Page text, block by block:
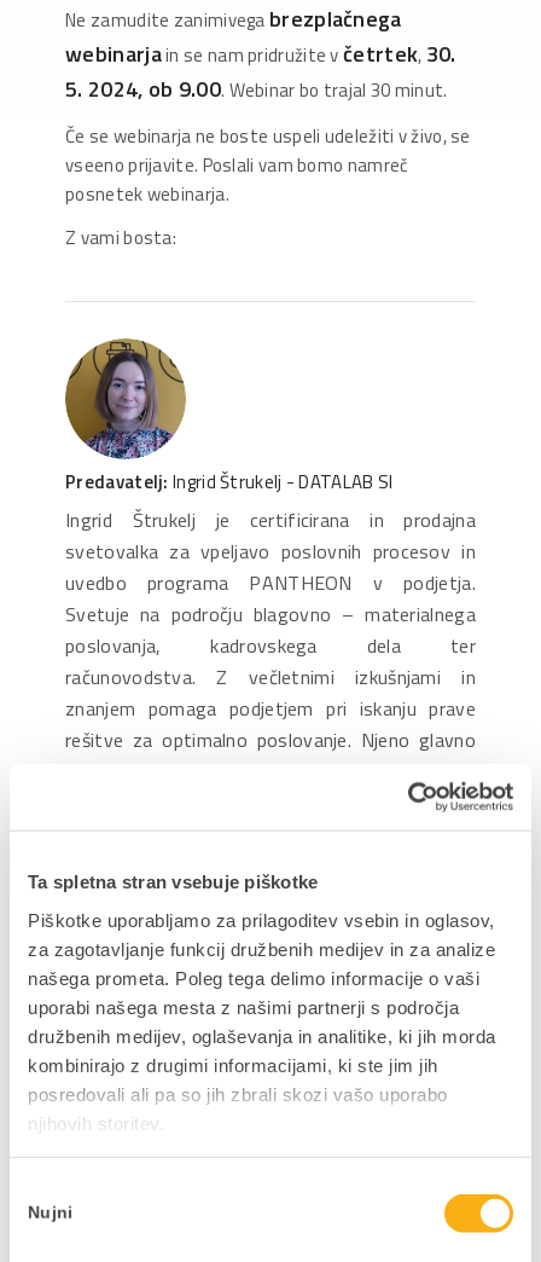
Ta spletna stran vsebuje piškotke
Piškotke uporabljamo za prilagoditev vsebin in oglasov,
za zagotavljanje funkcij družbenih medijev in za analize
našega prometa. Poleg tega delimo informacije o vaši
uporabi našega mesta z našimi partnerji s področja
družbenih medijev, oglaševanja in analitike, ki jih morda
kombinirajo z drugimi informacijami, ki ste jim jih
posredovali ali pa so jih zbrali skozi vašo uporabo
njihovih storitev.
soglasja
Nujni
Ne zamudite zanimivega brezplačnega
webinarjain se nam pridružite včetrtek, 30.
5. 2024, ob 9.00. Webinar bo trajal 30 minut.
Če se webinarja ne boste uspeli udeležiti v živo, se
vseeno prijavite. Poslali vam bomo namreč
posnetek webinarja.
Z vami bosta:
Predavatelj: Ingrid Štrukelj - DATALAB SI
Ingrid Štrukelj je certificirana in prodajna
svetovalka za vpeljavo poslovnih procesov in
uvedbo programa PANTHEON v podjetja.
Svetuje na področju blagovno – materialnega
poslovanja, kadrovskega dela ter
računovodstva. Z večletnimi izkušnjami in
znanjem pomaga podjetjem pri iskanju prave
rešitve za optimalno poslovanje. Njeno glavno
Predavatelj: Borut Skok - INTERA
Borut Skok svetuje pri snovanju in vpeljavi Intrix
rešitev v različna podjetja in organizacije. Deluje
tudi kot vodja projektne ekipe. Problematike in
izzive skupaj z naročniki oblikuje v